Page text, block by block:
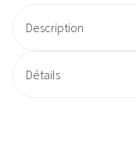
Description
Détails